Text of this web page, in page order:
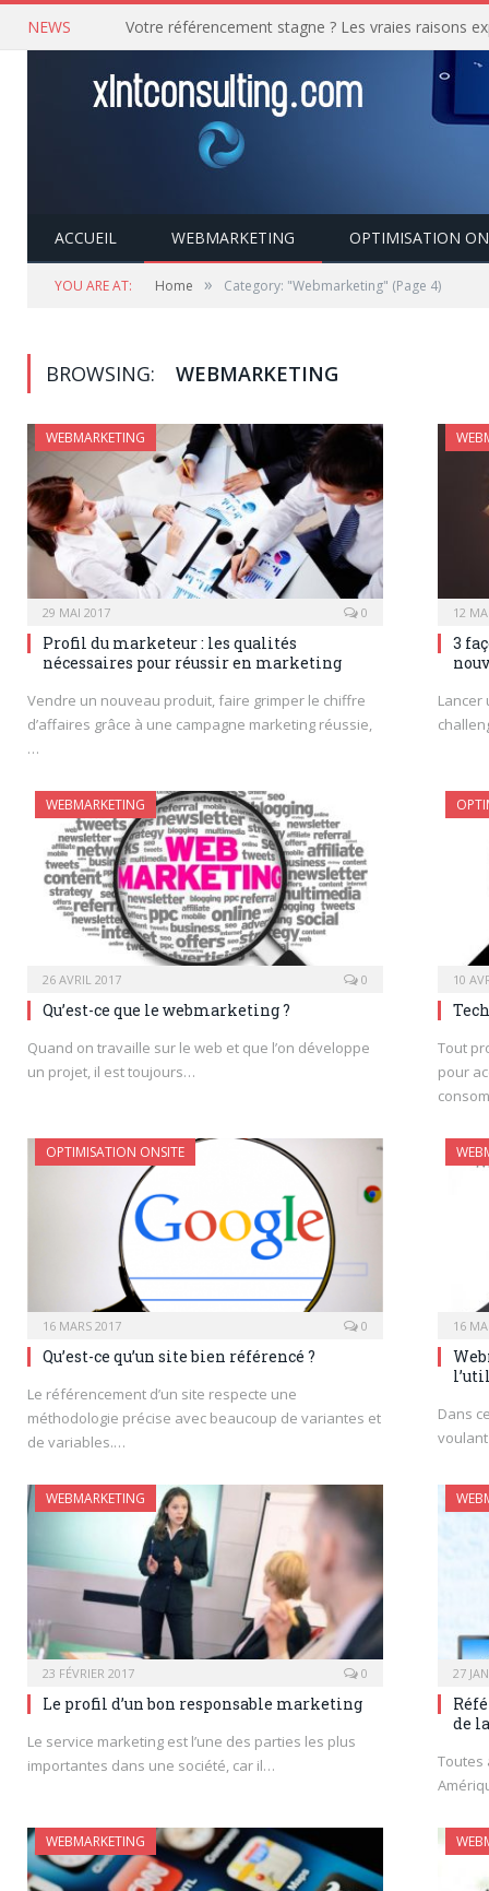
NEWS
ACCUEIL WEBMARKETING OPTIMISATION
YOU ARE AT: Home » Category: "Webmarketing" (Page 4)
BROWSING: WEBMARKETING
WEBMARKETING
29 MAI 2017 0
Profil du marketeur : les qualités
nécessaires pour réussir en marketing
Vendre un nouveau produit, faire grimper le chiffre
d’affaires grâce à une campagne marketing réussie,
…
12
3
Lancer
WEBMARKETING
26 AVRIL 2017 0
Qu’est-ce que le webmarketing ?
Quand on travaille sur le web et que l’on développe
un projet, il est toujours…
10
Tout
pour
OPTIMISATION ONSITE
16 MARS 2017 0
Qu’est-ce qu’un site bien référencé ?
Le référencement d’un site respecte une
méthodologie précise avec beaucoup de variantes et
de variables.…
16
Dans
WEBMARKETING
23 FÉVRIER 2017 0
Le profil d’un bon responsable marketing
Le service marketing est l’une des parties les plus
importantes dans une société, car il…
27
de
Toutes
WEBMARKETING